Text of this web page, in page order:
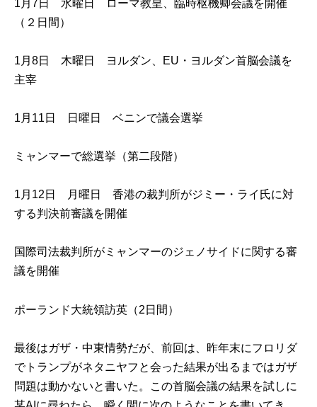
1月7日 水曜日 ローマ教皇、臨時枢機卿会議を開催
（２日間）
1月8日 木曜日 ヨルダン、EU・ヨルダン首脳会議を
主宰
1月11日 日曜日 ベニンで議会選挙
ミャンマーで総選挙（第二段階）
1月12日 月曜日 香港の裁判所がジミー・ライ氏に対
する判決前審議を開催
国際司法裁判所がミャンマーのジェノサイドに関する審
議を開催
ポーランド大統領訪英（2日間）
最後はガザ・中東情勢だが、前回は、昨年末にフロリダ
でトランプがネタニヤフと会った結果が出るまではガザ
問題は動かないと書いた。この首脳会議の結果を試しに